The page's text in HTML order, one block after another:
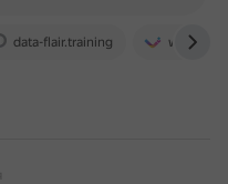
data-flair.training